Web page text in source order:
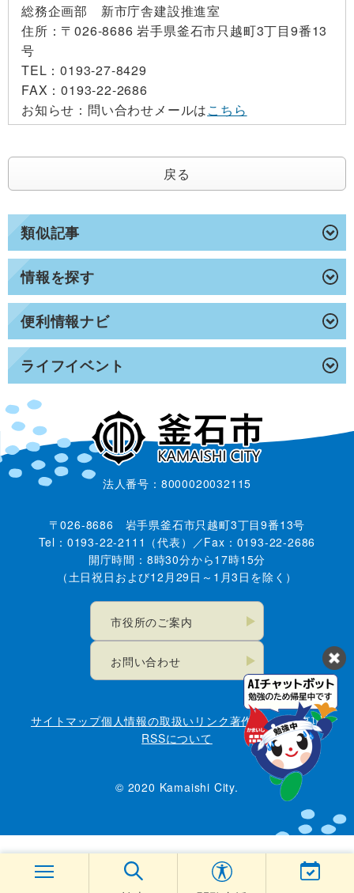
類似記事
情報を探す
便利情報ナビ
ライフイベント
総務企画部 新市庁舎建設推進室
住所： 〒026-8686 岩手県釜石市只越町3丁目9番13
号
TEL：0193-27-8429
FAX：0193-22-2686
お知らせ： 問い合わせメールはこちら
戻る
法人番号：8000020032115
〒026-8686 岩手県釜石市只越町3丁目9番13号
Tel：0193-22-2111（代表）／Fax：0193-22-2686
開庁時間：8時30分から17時15分
（土日祝日および12月29日～1月3日を除く）
市役所のご案内
お問い合わせ
サイトマップ個人情報の取扱い リンク著作権・免責事項
RSSについて
© 2020 Kamaishi City.